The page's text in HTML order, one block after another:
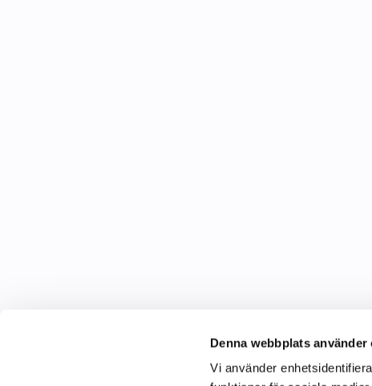
Denna webbplats använder
Vi använder
C&C